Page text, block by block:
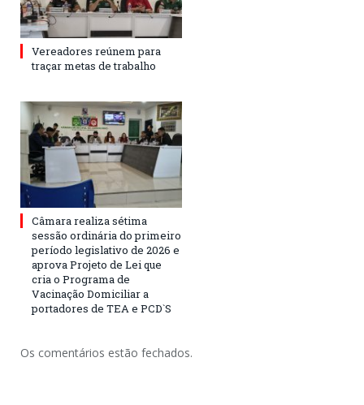
Vereadores reúnem para
traçar metas de trabalho
Câmara realiza sétima
sessão ordinária do primeiro
período legislativo de 2026 e
aprova Projeto de Lei que
cria o Programa de
Vacinação Domiciliar a
portadores de TEA e PCD`S
Os comentários estão fechados.